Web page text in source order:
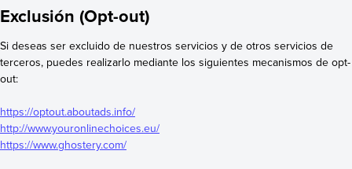
Exclusión (Opt-out)
Si deseas ser excluido de nuestros servicios y de otros servicios de
terceros, puedes realizarlo mediante los siguientes mecanismos de opt-
out:
https://optout.aboutads.info/
http://www.youronlinechoices.eu/
https://www.ghostery.com/